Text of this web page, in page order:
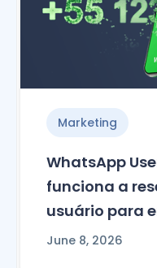
Marketing
WhatsApp
funciona a
usuário para
June 8, 2026